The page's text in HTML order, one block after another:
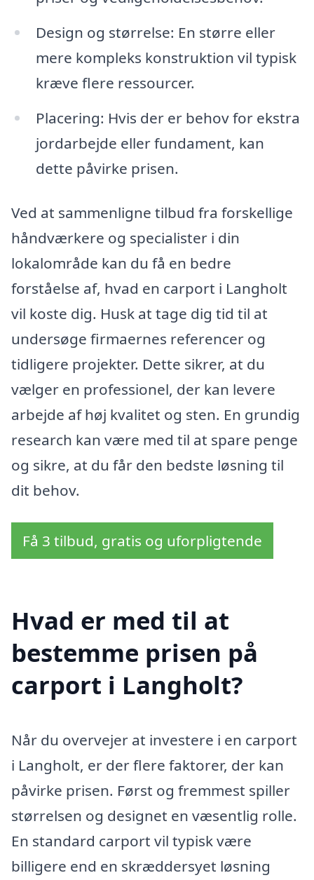
Design og størrelse: En større eller
mere kompleks konstruktion vil typisk
kræve flere ressourcer.
Placering: Hvis der er behov for ekstra
jordarbejde eller fundament, kan
dette påvirke prisen.
Ved at sammenligne tilbud fra forskellige
håndværkere og specialister i din
lokalområde kan du få en bedre
forståelse af, hvad en carport i Langholt
vil koste dig. Husk at tage dig tid til at
undersøge firmaernes referencer og
tidligere projekter. Dette sikrer, at du
vælger en professionel, der kan levere
arbejde af høj kvalitet og sten. En grundig
research kan være med til at spare penge
og sikre, at du får den bedste løsning til
dit behov.
Få 3 tilbud, gratis og uforpligtende
Hvad er med til at
bestemme prisen på
carport i Langholt?
Når du overvejer at investere i en carport
i Langholt, er der flere faktorer, der kan
påvirke prisen. Først og fremmest spiller
størrelsen og designet en væsentlig rolle.
En standard carport vil typisk være
billigere end en skræddersyet løsning